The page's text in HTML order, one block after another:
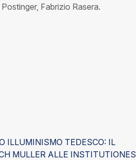
Fabrizio Rasera.
ILLUMINISMO TEDESCO: IL
MULLER ALLE INSTITUTIONES